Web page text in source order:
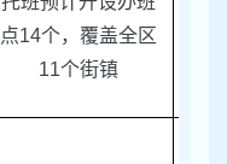
点14个，覆盖全区
11个街镇